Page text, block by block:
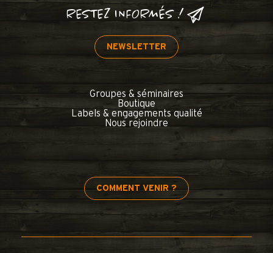
RESTEZ INFORMÉS !
NEWSLETTER
Groupes & séminaires
Boutique
Labels & engagements qualité
Nous rejoindre
COMMENT VENIR ?